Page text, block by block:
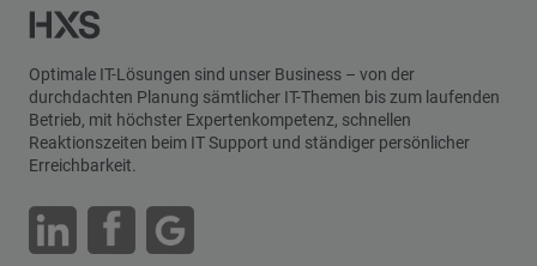
Optimale IT-Lösungen sind unser Business – von der
durchdachten Planung sämtlicher IT-Themen bis zum laufenden
Betrieb, mit höchster Expertenkompetenz, schnellen
Reaktionszeiten beim IT Support und ständiger persönlicher
Erreichbarkeit.